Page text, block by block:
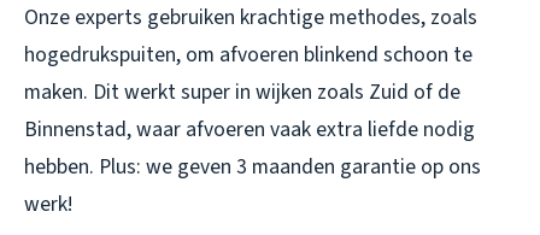
Onze experts gebruiken krachtige methodes, zoals
hogedrukspuiten, om afvoeren blinkend schoon te
maken. Dit werkt super in wijken zoals Zuid of de
Binnenstad, waar afvoeren vaak extra liefde nodig
hebben. Plus: we geven 3 maanden garantie op ons
werk!